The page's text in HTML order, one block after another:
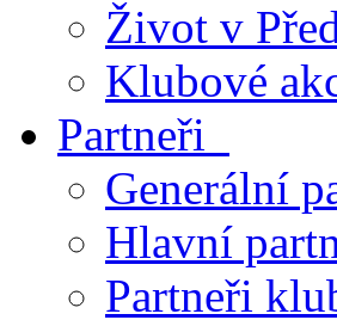
Život v
Klubové
Partneři
Generální
Hlavní
Partneři